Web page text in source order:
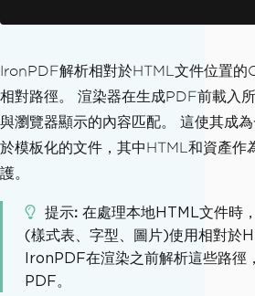
IronPDF解析相對於HTML文件位置的
相對路徑。 渲染器在生成PDF前載入
與瀏覽器顯示的內容匹配。 這使其成
於模板化的文件，其中HTML和資產作
護。
提示 在處理本地HTML文件時
(樣式表、字型、圖片)使用相對於
IronPDF在渲染之前解析這些路徑
PDF。